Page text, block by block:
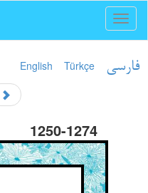
English Türkçe فارسی
1250-1274